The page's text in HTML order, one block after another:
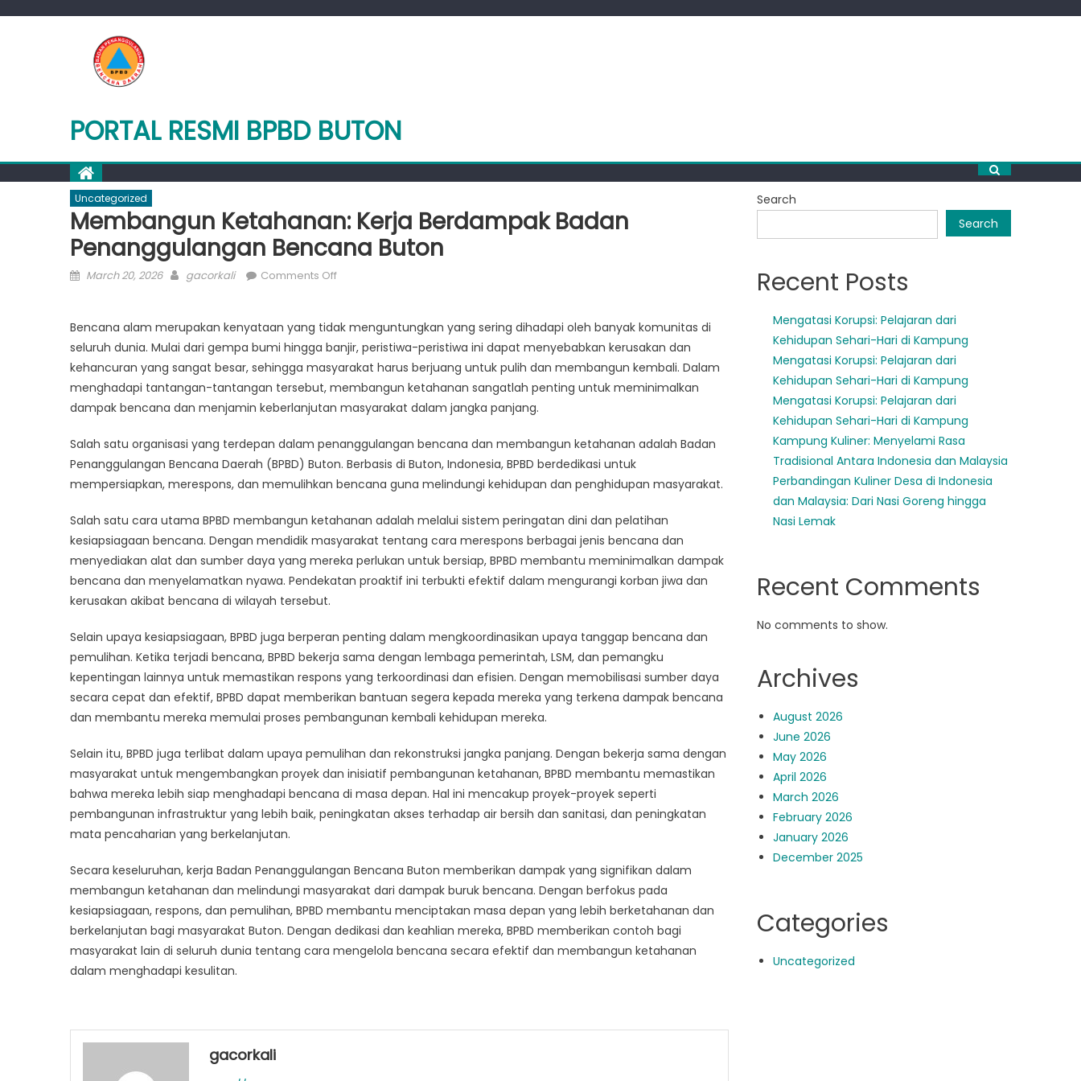
PORTAL RESMI BPBD BUTON
Uncategorized
Membangun Ketahanan: Kerja Berdampak Badan
Penanggulangan Bencana Buton
Posted
March 20, 2026 Author
gacorkali Comments Offon
Kerja
Berdampak
Badan
Penanggulangan
Bencana
Bencana alam merupakan kenyataan yang tidak menguntungkan yang sering dihadapi oleh banyak komunitas di
seluruh dunia. Mulai dari gempa bumi hingga banjir, peristiwa-peristiwa ini dapat menyebabkan kerusakan dan
kehancuran yang sangat besar, sehingga masyarakat harus berjuang untuk pulih dan membangun kembali. Dalam
menghadapi tantangan-tantangan tersebut, membangun ketahanan sangatlah penting untuk meminimalkan
dampak bencana dan menjamin keberlanjutan masyarakat dalam jangka panjang.
Salah satu organisasi yang terdepan dalam penanggulangan bencana dan membangun ketahanan adalah Badan
Penanggulangan Bencana Daerah (BPBD) Buton. Berbasis di Buton, Indonesia, BPBD berdedikasi untuk
mempersiapkan, merespons, dan memulihkan bencana guna melindungi kehidupan dan penghidupan masyarakat.
Salah satu cara utama BPBD membangun ketahanan adalah melalui sistem peringatan dini dan pelatihan
kesiapsiagaan bencana. Dengan mendidik masyarakat tentang cara merespons berbagai jenis bencana dan
menyediakan alat dan sumber daya yang mereka perlukan untuk bersiap, BPBD membantu meminimalkan dampak
bencana dan menyelamatkan nyawa. Pendekatan proaktif ini terbukti efektif dalam mengurangi korban jiwa dan
kerusakan akibat bencana di wilayah tersebut.
Selain upaya kesiapsiagaan, BPBD juga berperan penting dalam mengkoordinasikan upaya tanggap bencana dan
pemulihan. Ketika terjadi bencana, BPBD bekerja sama dengan lembaga pemerintah, LSM, dan pemangku
kepentingan lainnya untuk memastikan respons yang terkoordinasi dan efisien. Dengan memobilisasi sumber daya
secara cepat dan efektif, BPBD dapat memberikan bantuan segera kepada mereka yang terkena dampak bencana
dan membantu mereka memulai proses pembangunan kembali kehidupan mereka.
Selain itu, BPBD juga terlibat dalam upaya pemulihan dan rekonstruksi jangka panjang. Dengan bekerja sama dengan
masyarakat untuk mengembangkan proyek dan inisiatif pembangunan ketahanan, BPBD membantu memastikan
bahwa mereka lebih siap menghadapi bencana di masa depan. Hal ini mencakup proyek-proyek seperti
pembangunan infrastruktur yang lebih baik, peningkatan akses terhadap air bersih dan sanitasi, dan peningkatan
mata pencaharian yang berkelanjutan.
Secara keseluruhan, kerja Badan Penanggulangan Bencana Buton memberikan dampak yang signifikan dalam
membangun ketahanan dan melindungi masyarakat dari dampak buruk bencana. Dengan berfokus pada
kesiapsiagaan, respons, dan pemulihan, BPBD membantu menciptakan masa depan yang lebih berketahanan dan
berkelanjutan bagi masyarakat Buton. Dengan dedikasi dan keahlian mereka, BPBD memberikan contoh bagi
masyarakat lain di seluruh dunia tentang cara mengelola bencana secara efektif dan membangun ketahanan
dalam menghadapi kesulitan.
gacorkali
Search
Search
Recent Posts
Mengatasi Korupsi: Pelajaran dari
Kehidupan Sehari-Hari di Kampung
Mengatasi Korupsi: Pelajaran dari
Kehidupan Sehari-Hari di Kampung
Mengatasi Korupsi: Pelajaran dari
Kehidupan Sehari-Hari di Kampung
Kampung Kuliner: Menyelami Rasa
Tradisional Antara Indonesia dan Malaysia
Perbandingan Kuliner Desa di Indonesia
dan Malaysia: Dari Nasi Goreng hingga
Nasi Lemak
Recent Comments
No comments to show.
Archives
August 2026
June 2026
May 2026
April 2026
March 2026
February 2026
January 2026
December 2025
Categories
Uncategorized